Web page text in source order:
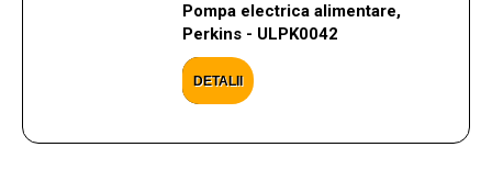
Pompa electrica alimentare,
Perkins - ULPK0042
DETALII